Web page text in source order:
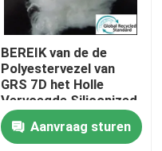
BEREIK van de de
Polyestervezel van
GRS 7D het Holle
Vervoegde Siliconized
Aanvraag sturen